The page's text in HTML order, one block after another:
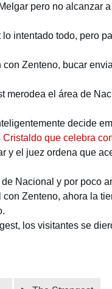
pero no alcanzar
intentado todo, pero
Zenteno, bucar
merodea el área de
decide
que celebra
y el juez ordena que
Nacional y por poco
Zenteno, ahora la
los visitantes se